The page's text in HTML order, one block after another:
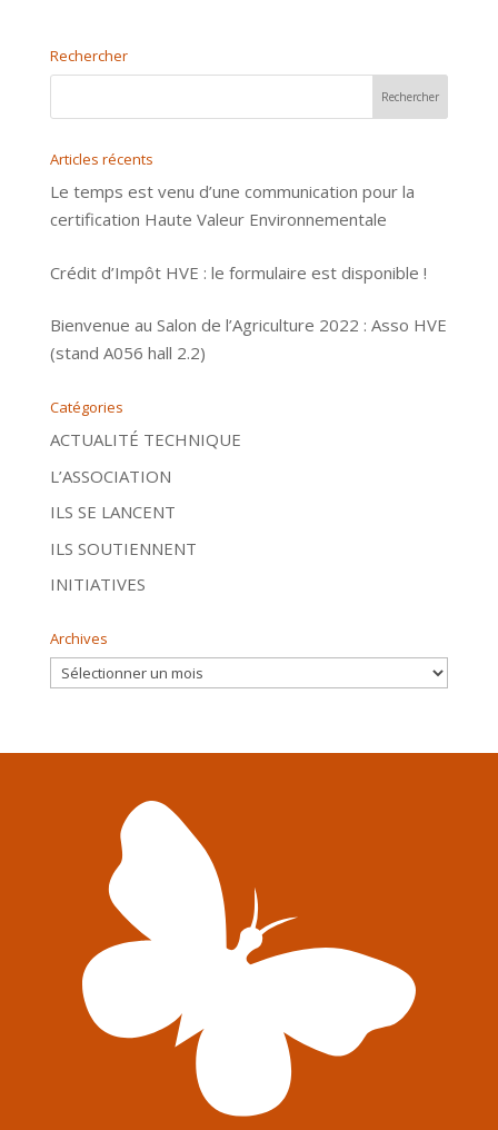
Rechercher
Articles récents
Le temps est venu d’une communication pour la
certification Haute Valeur Environnementale
Crédit d’Impôt HVE : le formulaire est disponible !
Bienvenue au Salon de l’Agriculture 2022 : Asso HVE
(stand A056 hall 2.2)
Catégories
ACTUALITÉ TECHNIQUE
L’ASSOCIATION
ILS SE LANCENT
ILS SOUTIENNENT
INITIATIVES
Archives
Archives